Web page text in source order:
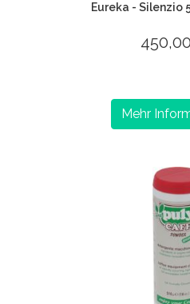
Eureka - Silenzio
Mehr